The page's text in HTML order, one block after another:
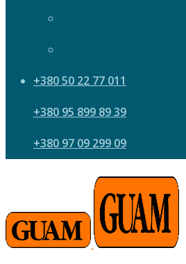
+380 50 22 77 011
+380 95 899 89 39
+380 97 09 299 09